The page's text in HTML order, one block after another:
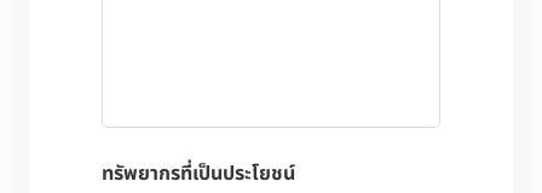
ทรัพยากรที่เป็นประโยชน์